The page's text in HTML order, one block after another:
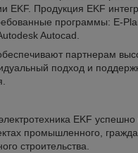
EKF. Продукция EKF
программы: E-
Autocad.
партнерам
подход и
EKF
промышленного,
строительства.